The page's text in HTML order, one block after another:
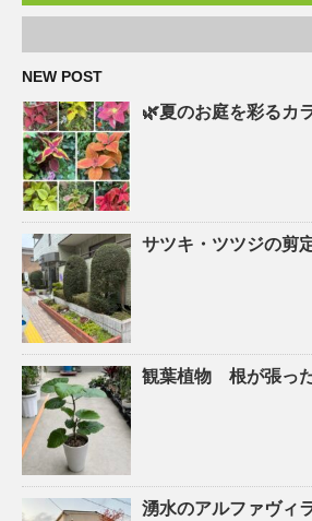
NEW POST
🌿夏のお庭を彩るカ
サツキ・ツツジの剪
観葉植物 根が張っ
湧水のアルファヴィ